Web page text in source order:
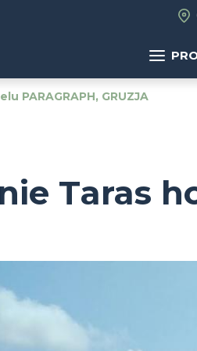
PARAGRAPH, GRUZJA
Taras